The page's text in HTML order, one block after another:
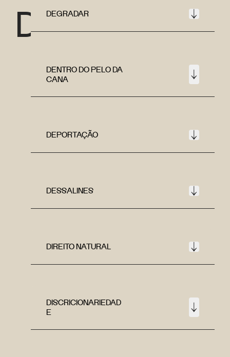
D DEGRADAR
DENTRO DO PELO DA
CANA
DEPORTAÇÃO
DESSALINES
DIREITO NATURAL
DISCRICIONARIEDAD
E